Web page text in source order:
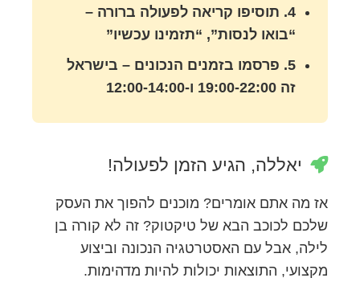
4. תוסיפו קריאה לפעולה ברורה –
“בואו לנסות”, “תזמינו עכשיו”
5. פרסמו בזמנים הנכונים – בישראל
זה 19:00-22:00 ו-12:00-14:00
יאללה, הגיע הזמן לפעולה!
אז מה אתם אומרים? מוכנים להפוך את העסק
שלכם לכוכב הבא של טיקטוק? זה לא קורה בן
לילה, אבל עם האסטרטגיה הנכונה וביצוע
מקצועי, התוצאות יכולות להיות מדהימות.